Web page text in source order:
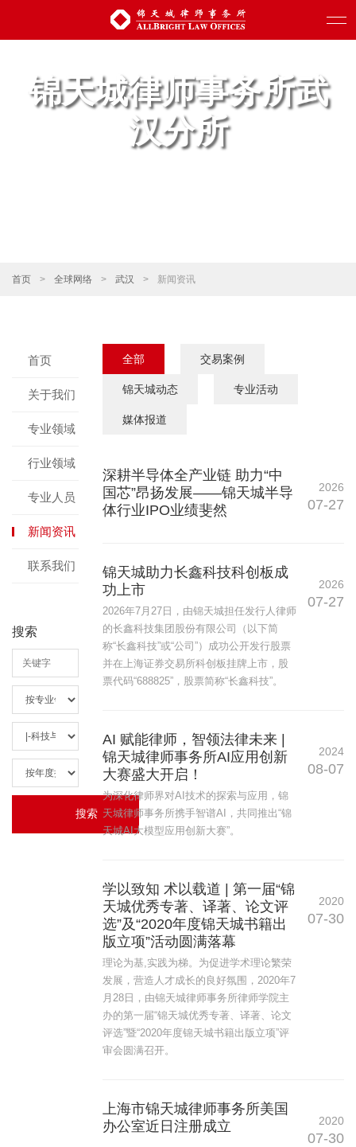
锦天城律师事务所武
汉分所
首页 > 全球网络 > 武汉 > 新闻资讯
首页
关于我们
专业领域
行业领域
专业人员
新闻资讯
联系我们
搜索
全部 交易案例
锦天城动态 专业活动
媒体报道
深耕半导体全产业链 助力“中
国芯”昂扬发展——锦天城半导
体行业IPO业绩斐然
2026
07-27
锦天城助力长鑫科技科创板成
功上市
2026年7月27日，由锦天城担任发行人律师
的长鑫科技集团股份有限公司（以下简
称“长鑫科技”或“公司”）成功公开发行股票
并在上海证券交易所科创板挂牌上市，股
票代码“688825”，股票简称“长鑫科技”。
2026
07-27
AI 赋能律师，智领法律未来 |
锦天城律师事务所AI应用创新
大赛盛大开启！
为深化律师界对AI技术的探索与应用，锦
天城律师事务所携手智谱AI，共同推出“锦
天城AI大模型应用创新大赛”。
2024
08-07
学以致知 术以载道 | 第一届“锦
天城优秀专著、译著、论文评
选”及“2020年度锦天城书籍出
版立项”活动圆满落幕
理论为基,实践为梯。为促进学术理论繁荣
发展，营造人才成长的良好氛围，2020年7
月28日，由锦天城律师事务所律师学院主
办的第一届“锦天城优秀专著、译著、论文
评选”暨“2020年度锦天城书籍出版立项”评
审会圆满召开。
2020
07-30
上海市锦天城律师事务所美国
办公室近日注册成立
2020
07-30